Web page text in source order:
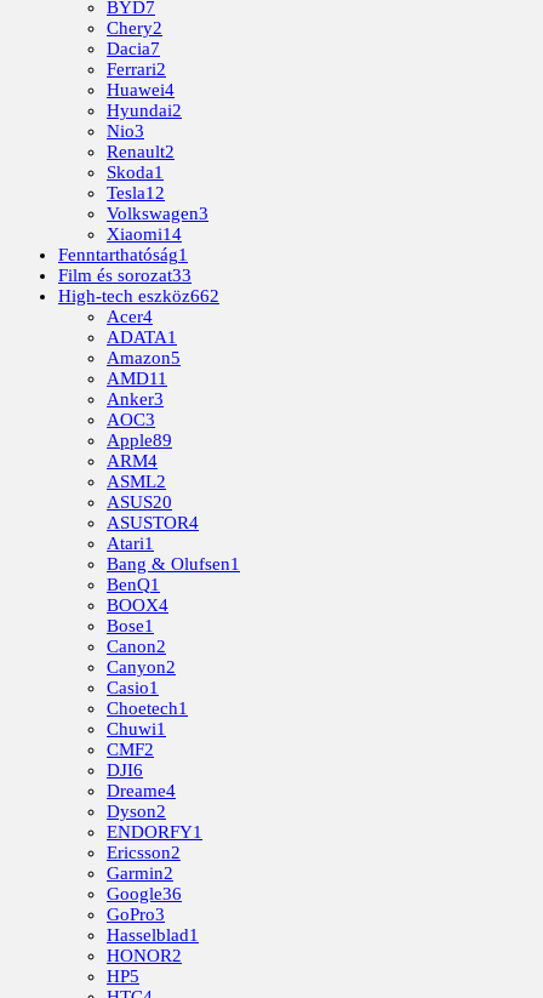
BYD7
Chery2
Dacia7
Ferrari2
Huawei4
Hyundai2
Nio3
Renault2
Skoda1
Tesla12
Volkswagen3
Xiaomi14
Fenntarthatóság1
Film és sorozat33
High-tech eszköz662
Acer4
ADATA1
Amazon5
AMD11
Anker3
AOC3
Apple89
ARM4
ASML2
ASUS20
ASUSTOR4
Atari1
Bang & Olufsen1
BenQ1
BOOX4
Bose1
Canon2
Canyon2
Casio1
Choetech1
Chuwi1
CMF2
DJI6
Dreame4
Dyson2
ENDORFY1
Ericsson2
Garmin2
Google36
GoPro3
Hasselblad1
HONOR2
HP5